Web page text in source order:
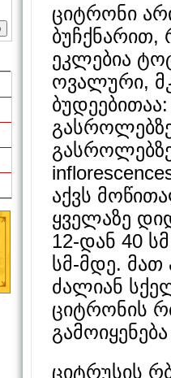
ციტრონი
ეკლებია
ოვალური,
აქვს
ყველაზე
12-დან 40
სმ-მდე.
ძალიან
ციტრონის
ციტრუსის